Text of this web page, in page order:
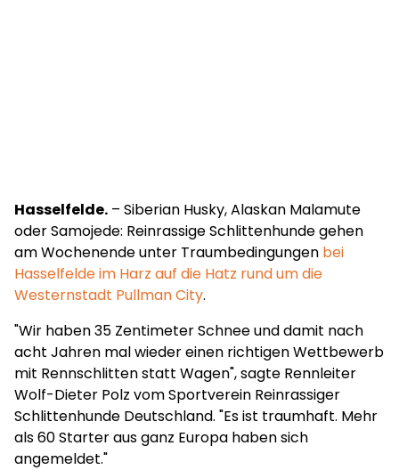
Hasselfelde. – Siberian Husky, Alaskan Malamute
oder Samojede: Reinrassige Schlittenhunde gehen
am Wochenende unter Traumbedingungen bei
Hasselfelde im Harz auf die Hatz rund um die
Westernstadt Pullman City.
"Wir haben 35 Zentimeter Schnee und damit nach
acht Jahren mal wieder einen richtigen Wettbewerb
mit Rennschlitten statt Wagen", sagte Rennleiter
Wolf-Dieter Polz vom Sportverein Reinrassiger
Schlittenhunde Deutschland. "Es ist traumhaft. Mehr
als 60 Starter aus ganz Europa haben sich
angemeldet."